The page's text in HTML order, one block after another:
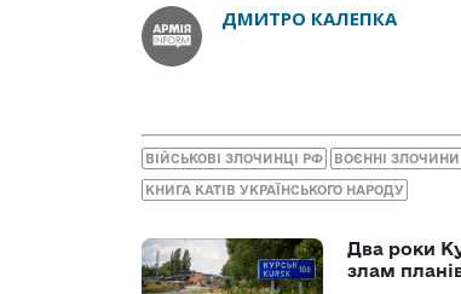
ДМИТРО КАЛЕПКА
ВІЙСЬКОВІ ЗЛОЧИНЦІ РФ ВОЄННІ
КНИГА КАТІВ УКРАЇНСЬКОГО НАРОДУ
Два роки
злам